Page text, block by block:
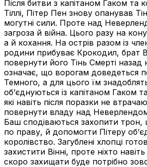
Після битви з капітаном Гаком та
Тіллі, Пітер Пен знову опанував
могутні сили. Проте над
загроза й війна. Цього разу на
а й кохання. На острів разом із
родини прибуває Крокодил, брат
повернути його Тінь Смерті назад
означає, що ворогам доведеться
Темного, а для цього їм
об’єднуються із капітаном Гаком
які навіть після поразки не
повернути владу над
Баш сподіваються захопити
по праву, й допомогти Пітеру
королівство. Загублені хлопці
захистити Вінні, проте ніхто
скоро захищати буде потрібно